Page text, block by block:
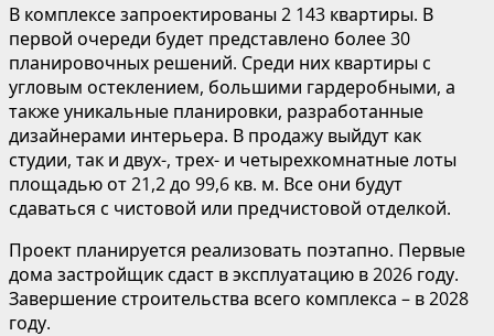
В комплексе запроектированы 2 143 квартиры. В
первой очереди будет представлено более 30
планировочных решений. Среди них квартиры с
угловым остеклением, большими гардеробными, а
также уникальные планировки, разработанные
дизайнерами интерьера. В продажу выйдут как
студии, так и двух-, трех- и четырехкомнатные лоты
площадью от 21,2 до 99,6 кв. м. Все они будут
сдаваться с чистовой или предчистовой отделкой.
Проект планируется реализовать поэтапно. Первые
дома застройщик сдаст в эксплуатацию в 2026 году.
Завершение строительства всего комплекса – в 2028
году.